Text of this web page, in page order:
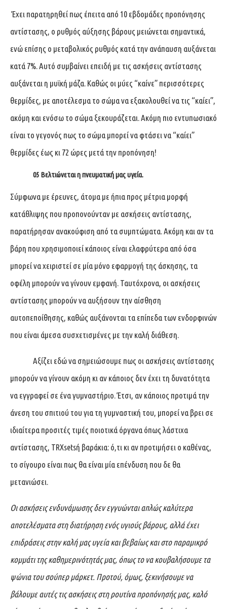
Έχει παρατηρηθεί πως έπειτα από 10 εβδομάδες προπόνησης
αντίστασης, ο ρυθμός αύξησης βάρους μειώνεται σημαντικά,
ενώ επίσης ο μεταβολικός ρυθμός κατά την ανάπαυση αυξάνεται
κατά 7%. Αυτό συμβαίνει επειδή με τις ασκήσεις αντίστασης
αυξάνεται η μυϊκή μάζα. Καθώς οι μύες “καίνε” περισσότερες
θερμίδες, με αποτέλεσμα το σώμα να εξακολουθεί να τις “καίει”,
ακόμη και ενόσω το σώμα ξεκουράζεται. Ακόμη πιο εντυπωσιακό
είναι το γεγονός πως το σώμα μπορεί να φτάσει να “καίει”
θερμίδες έως κι 72 ώρες μετά την προπόνηση!
05 Βελτιώνεται η πνευματική μας υγεία.
Σύμφωνα με έρευνες, άτομα με ήπια προς μέτρια μορφή
κατάθλιψης που προπονούνταν με ασκήσεις αντίστασης,
παρατήρησαν ανακούφιση από τα συμπτώματα. Ακόμη και αν τα
βάρη που χρησιμοποιεί κάποιος είναι ελαφρύτερα από όσα
μπορεί να χειριστεί σε μία μόνο εφαρμογή της άσκησης, τα
οφέλη μπορούν να γίνουν εμφανή. Ταυτόχρονα, οι ασκήσεις
αντίστασης μπορούν να αυξήσουν την αίσθηση
αυτοπεποίθησης, καθώς αυξάνονται τα επίπεδα των ενδορφινών
που είναι άμεσα συσχετισμένες με την καλή διάθεση.
Αξίζει εδώ να σημειώσουμε πως οι ασκήσεις αντίστασης
μπορούν να γίνουν ακόμη κι αν κάποιος δεν έχει τη δυνατότητα
να εγγραφεί σε ένα γυμναστήριο. Έτσι, αν κάποιος προτιμά την
άνεση του σπιτιού του για τη γυμναστική του, μπορεί να βρει σε
ιδιαίτερα προσιτές τιμές ποιοτικά όργανα όπως λάστιχα
αντίστασης, TRXsetsή βαράκια: ό,τι κι αν προτιμήσει ο καθένας,
το σίγουρο είναι πως θα είναι μία επένδυση που δε θα
μετανιώσει.
Οι ασκήσεις ενδυνάμωσης δεν εγγυώνται απλώς καλύτερα
αποτελέσματα στη διατήρηση ενός υγιούς βάρους, αλλά έχει
επιδράσεις στην καλή μας υγεία και βεβαίως και στο παραμικρό
κομμάτι της καθημερινότητάς μας, όπως το να κουβαλήσουμε τα
ψώνια του σούπερ μάρκετ. Προτού, όμως, ξεκινήσουμε να
βάλουμε αυτές τις ασκήσεις στη ρουτίνα προπόνησής μας, καλό